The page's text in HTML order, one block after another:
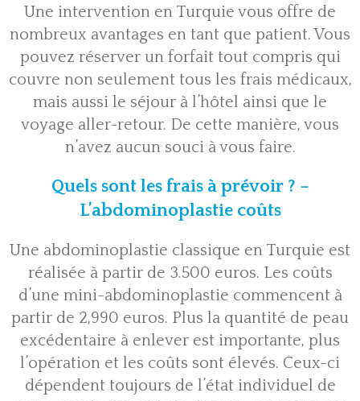
Une intervention en Turquie vous offre de
nombreux avantages en tant que patient. Vous
pouvez réserver un forfait tout compris qui
couvre non seulement tous les frais médicaux,
mais aussi le séjour à l’hôtel ainsi que le
voyage aller-retour. De cette manière, vous
n’avez aucun souci à vous faire.
Quels sont les frais à prévoir ? –
L’abdominoplastie coûts
Une abdominoplastie classique en Turquie est
réalisée à partir de 3.500 euros. Les coûts
d’une mini-abdominoplastie commencent à
partir de 2,990 euros. Plus la quantité de peau
excédentaire à enlever est importante, plus
l’opération et les coûts sont élevés. Ceux-ci
dépendent toujours de l’état individuel de